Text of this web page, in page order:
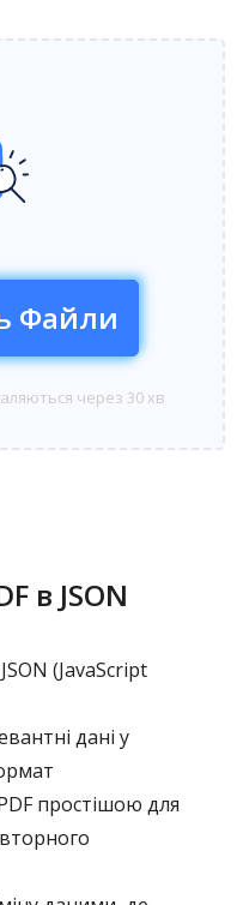
Файли
через 30 хв
в JSON
(JavaScript
дані у
простішою для